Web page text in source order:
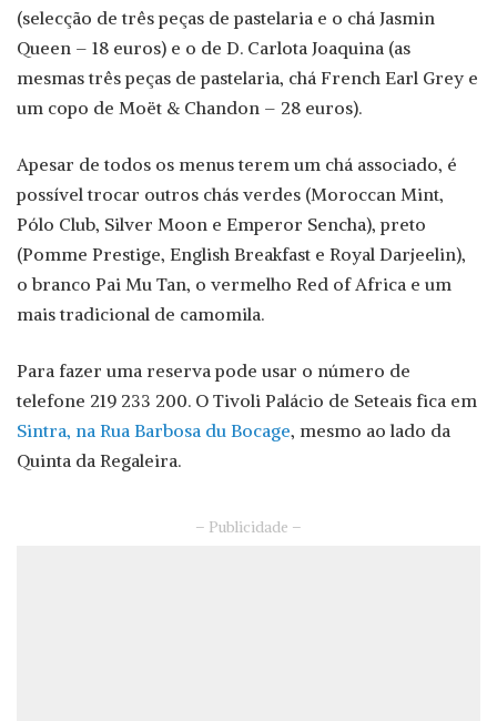
(selecção de três peças de pastelaria e o chá Jasmin
Queen – 18 euros) e o de D. Carlota Joaquina (as
mesmas três peças de pastelaria, chá French Earl Grey e
um copo de Moët & Chandon – 28 euros).
Apesar de todos os menus terem um chá associado, é
possível trocar outros chás verdes (Moroccan Mint,
Pólo Club, Silver Moon e Emperor Sencha), preto
(Pomme Prestige, English Breakfast e Royal Darjeelin),
o branco Pai Mu Tan, o vermelho Red of Africa e um
mais tradicional de camomila.
Para fazer uma reserva pode usar o número de
telefone 219 233 200. O Tivoli Palácio de Seteais fica em
Sintra, na Rua Barbosa du Bocage, mesmo ao lado da
Quinta da Regaleira.
– Publicidade –